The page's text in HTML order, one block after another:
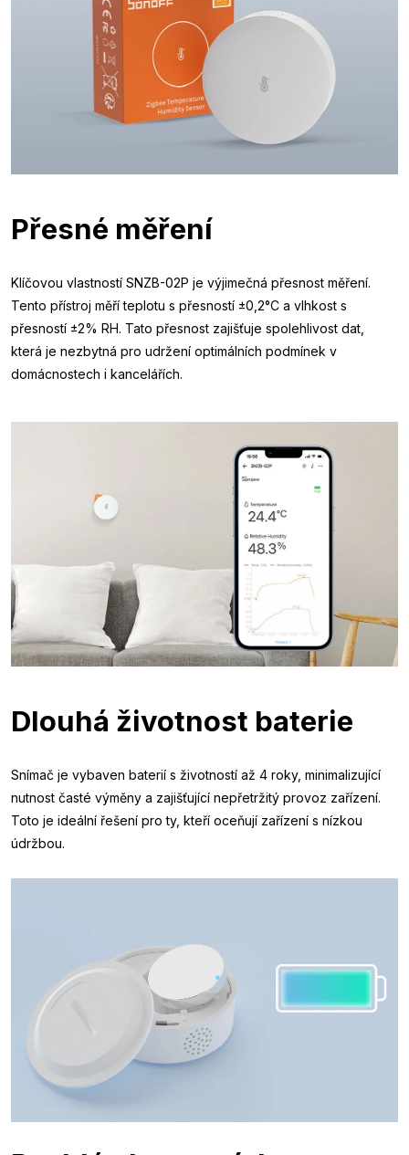
Přesné měření
Klíčovou vlastností SNZB-02P je výjimečná přesnost měření.
Tento přístroj měří teplotu s přesností ±0,2°C a vlhkost s
přesností ±2% RH. Tato přesnost zajišťuje spolehlivost dat,
která je nezbytná pro udržení optimálních podmínek v
domácnostech i kancelářích.
Dlouhá životnost baterie
Snímač je vybaven baterií s životností až 4 roky, minimalizující
nutnost časté výměny a zajišťující nepřetržitý provoz zařízení.
Toto je ideální řešení pro ty, kteří oceňují zařízení s nízkou
údržbou.